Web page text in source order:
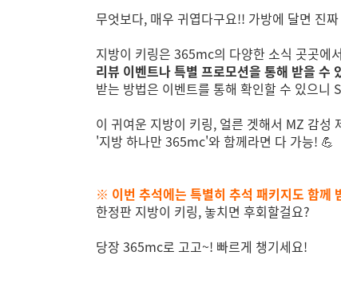
무엇보다, 매우 귀엽다구요!! 가방에 달면 진
지방이 키링은 365mc의 다양한 소식 곳곳에
리뷰 이벤트나 특별 프로모션을 통해 받을 수
받는 방법은 이벤트를 통해 확인할 수 있으니
이 귀여운 지방이 키링, 얼른 겟해서 MZ 감성
'지방 하나만 365mc'와 함께라면 다 가능! 💪
※ 이번 추석에는 특별히 추석 패키지도 함께
한정판 지방이 키링, 놓치면 후회할걸요?
당장 365mc로 고고~! 빠르게 챙기세요!